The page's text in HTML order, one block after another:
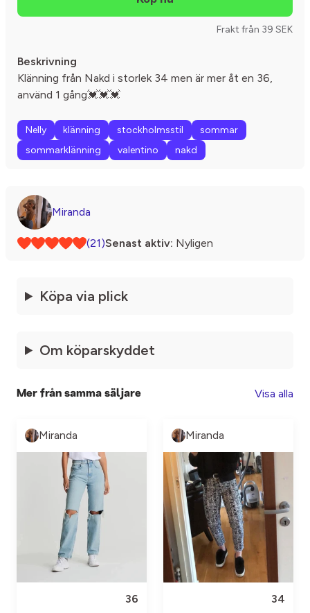
Frakt från 39 SEK
Beskrivning
Klänning från Nakd i storlek 34 men är mer åt en 36,
använd 1 gång💓💓💓
Nelly klänning stockholmsstil
sommar
sommarklänning
valentino nakd
Miranda
(21)Senast aktiv: Nyligen
Köpa via plick
Om köparskyddet
Mer från samma säljare Visa alla
Miranda
36
Miranda
34